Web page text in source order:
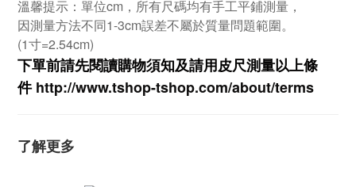
溫馨提示：單位cm，所有尺碼均有手工平鋪測量，
因測量方法不同1-3cm誤差不屬於質量問題範圍。
(1寸=2.54cm)
下單前請先閱讀購物須知及請用皮尺測量以上條
件 http://www.tshop-tshop.com/about/terms
了解更多